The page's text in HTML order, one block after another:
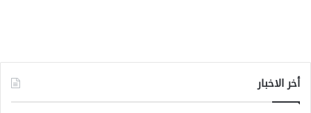
أخر الاخبار